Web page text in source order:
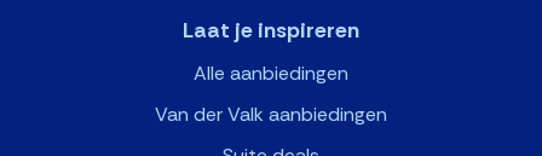
Laat je inspireren
Alle aanbiedingen
Van der Valk aanbiedingen